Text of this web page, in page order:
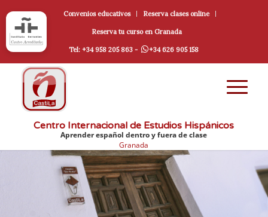
Convenios educativos Reserva clases online
Reserva tu curso en Granada
Tel: +34 958 205 863 - +34 626 905 158
Centro Internacional de Estudios Hispánicos
Aprender español dentro y fuera de clase
Granada